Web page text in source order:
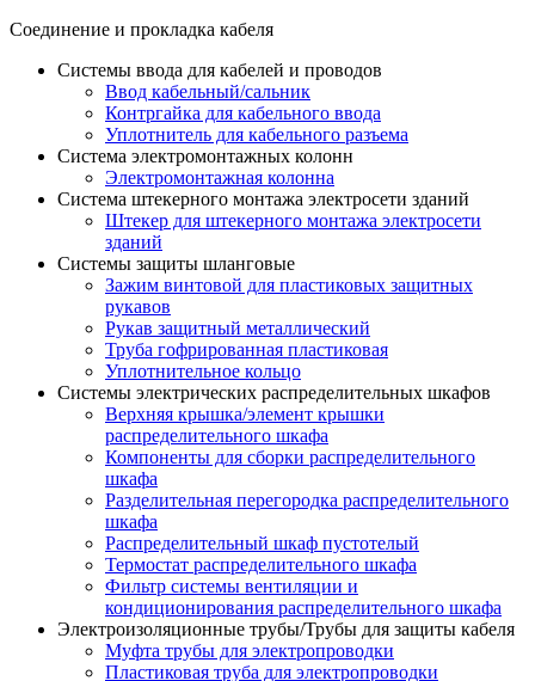
Соединение и прокладка кабеля
Системы ввода для кабелей и проводов
Ввод кабельный/сальник
Контргайка для кабельного ввода
Уплотнитель для кабельного разъема
Система электромонтажных колонн
Электромонтажная колонна
Система штекерного монтажа электросети зданий
Штекер для штекерного монтажа электросети
зданий
Системы защиты шланговые
Зажим винтовой для пластиковых защитных
рукавов
Рукав защитный металлический
Труба гофрированная пластиковая
Уплотнительное кольцо
Системы электрических распределительных шкафов
Верхняя крышка/элемент крышки
распределительного шкафа
Компоненты для сборки распределительного
шкафа
Разделительная перегородка распределительного
шкафа
Распределительный шкаф пустотелый
Термостат распределительного шкафа
Фильтр системы вентиляции и
кондиционирования распределительного шкафа
Электроизоляционные трубы/Трубы для защиты кабеля
Муфта трубы для электропроводки
Пластиковая труба для электропроводки